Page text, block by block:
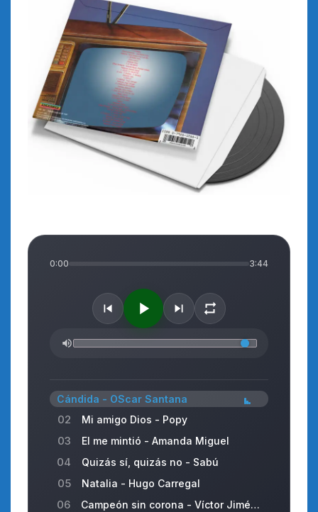
0:00 3:44
Cándida - OScar Santana
02 Mi amigo Dios - Popy
03 El me mintió - Amanda Miguel
04 Quizás sí, quizás no - Sabú
05 Natalia - Hugo Carregal
06 Campeón sin corona - Víctor Jiménez